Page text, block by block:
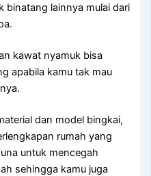
binatang lainnya mulai dari
kawat nyamuk bisa
apabila kamu tak mau
dan model bingkai,
rumah yang
untuk mencegah
sehingga kamu juga